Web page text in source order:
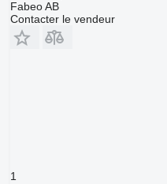
Fabeo AB
Contacter le vendeur
1